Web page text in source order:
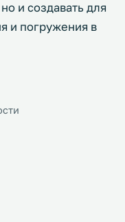
и создавать для
и погружения в